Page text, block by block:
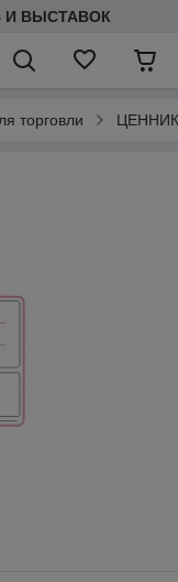
И ВЫСТАВОК
торговли